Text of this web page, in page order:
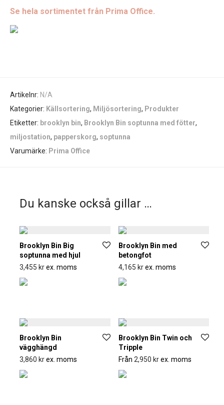
Se hela sortimentet från Prima Office.
Artikelnr: N/A
Kategorier: Källsortering, Miljösortering, Produkter
Etiketter: brooklyn bin, Brooklyn Bin soptunna med fötter,
miljostation, papperskorg, soptunna
Varumärke: Prima Office
Du kanske också gillar …
Brooklyn Bin Big
soptunna med hjul
3,455 krex. moms
Brooklyn Bin med
betongfot
4,165 krex. moms
Brooklyn Bin
vägghängd
3,860 krex. moms
Brooklyn Bin Twin och
Tripple
Från 2,950 krex. moms